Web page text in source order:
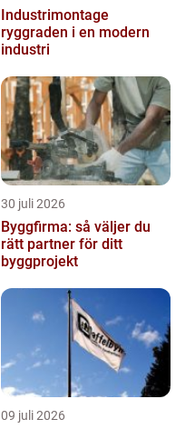
Industrimontage
ryggraden i en modern
industri
30 juli 2026
Byggfirma: så väljer du
rätt partner för ditt
byggprojekt
09 juli 2026